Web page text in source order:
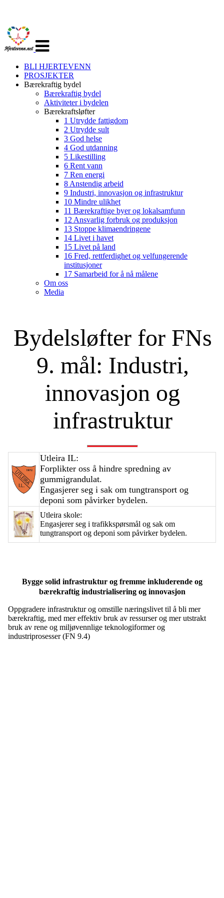
navigasjon
BLI HJERTEVENN
PROSJEKTER
Bærekraftig bydel
Bærekraftig bydel
Aktiviteter i bydelen
Bærekraftsløfter
1 Utrydde fattigdom
2 Utrydde sult
3 God helse
4 God utdanning
5 Likestilling
6 Rent vann
7 Ren energi
8 Anstendig arbeid
9 Industri, innovasjon og infrastruktur
10 Mindre ulikhet
11 Bærekraftige byer og lokalsamfunn
12 Ansvarlig forbruk og produksjon
13 Stoppe klimaendringene
14 Livet i havet
15 Livet på land
16 Fred, rettferdighet og velfungerende
institusjoner
17 Samarbeid for å nå målene
Om oss
Media
Bydelsløfter for FNs
9. mål: Industri,
innovasjon og
infrastruktur
Utleira IL:
Forplikter oss å hindre spredning av
gummigrandulat.
Engasjerer seg i sak om tungtransport og
deponi som påvirker bydelen.
Utleira skole:
Engasjerer seg i trafikkspørsmål og sak om
tungtransport og deponi som påvirker bydelen.
Bygge solid infrastruktur og fremme inkluderende og
bærekraftig industrialisering og innovasjon
Oppgradere infrastruktur og omstille næringslivet til å bli mer
bærekraftig, med mer effektiv bruk av ressurser og mer utstrakt
bruk av rene og miljøvennlige teknologiformer og
industriprosesser (FN 9.4)